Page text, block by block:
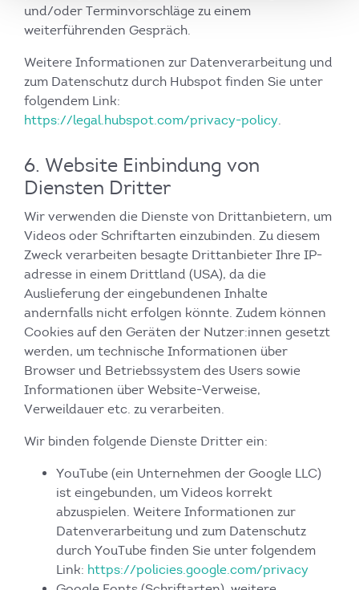
und/oder Terminvorschläge zu einem
weiterführenden Gespräch.
Weitere Informationen zur Datenverarbeitung und
zum Datenschutz durch Hubspot finden Sie unter
folgendem Link:
https://legal.hubspot.com/privacy-policy.
6. Website Einbindung von
Diensten Dritter
Wir verwenden die Dienste von Drittanbietern, um
Videos oder Schriftarten einzubinden. Zu diesem
Zweck verarbeiten besagte Drittanbieter Ihre IP-
adresse in einem Drittland (USA), da die
Auslieferung der eingebundenen Inhalte
andernfalls nicht erfolgen könnte. Zudem können
Cookies auf den Geräten der Nutzer:innen gesetzt
werden, um technische Informationen über
Browser und Betriebssystem des Users sowie
Informationen über Website-Verweise,
Verweildauer etc. zu verarbeiten.
Wir binden folgende Dienste Dritter ein:
YouTube (ein Unternehmen der Google LLC)
ist eingebunden, um Videos korrekt
abzuspielen. Weitere Informationen zur
Datenverarbeitung und zum Datenschutz
durch YouTube finden Sie unter folgendem
Link: https://policies.google.com/privacy